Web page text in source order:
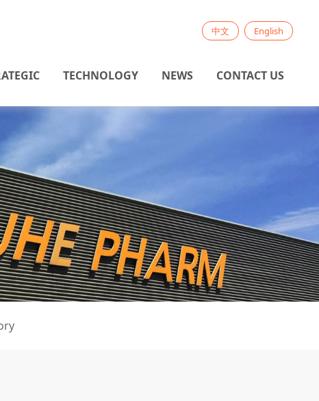
中文 English
TECHNOLOGY NEWS CONTACT US